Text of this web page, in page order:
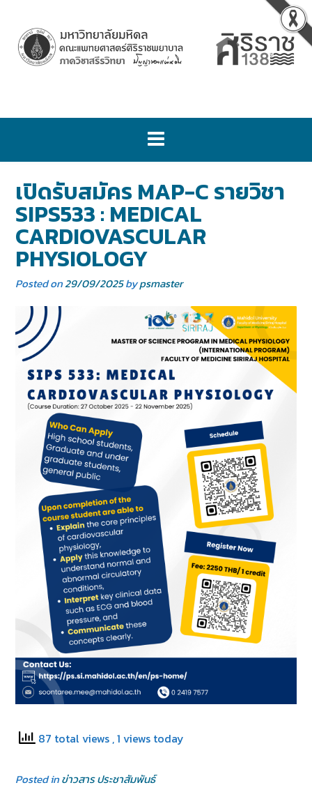
เปิดรับสมัคร MAP-C รายวิชา
SIPS533 : MEDICAL
CARDIOVASCULAR
PHYSIOLOGY
Posted on29/09/2025bypsmaster
87 total views , 1 views today
Posted inข่าวสาร ประชาสัมพันธ์